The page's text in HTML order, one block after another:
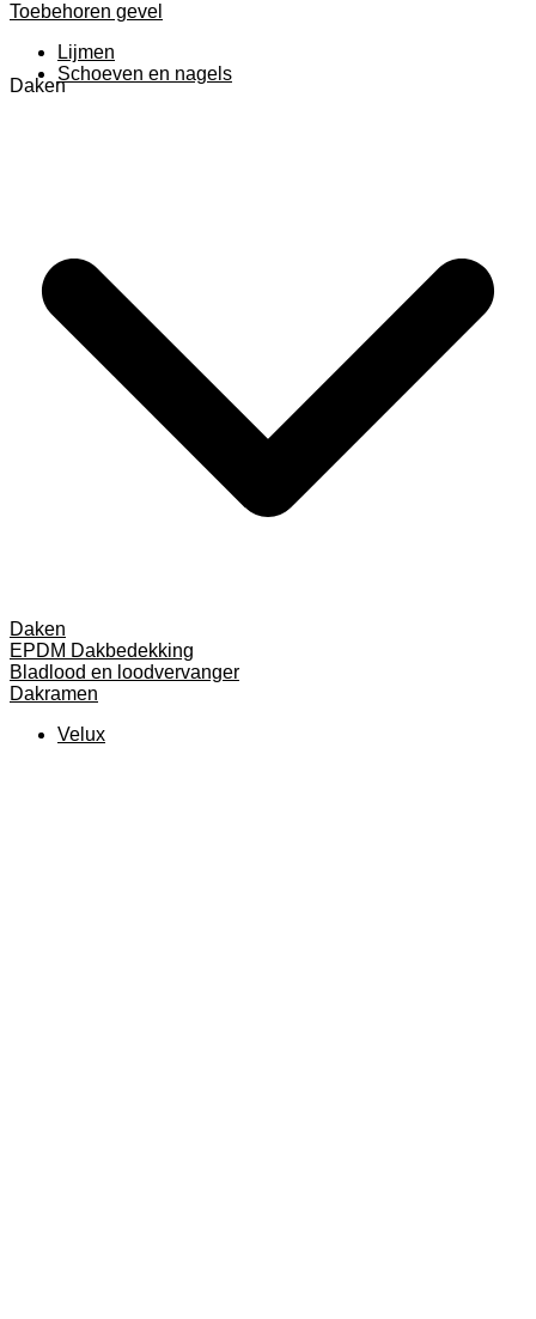
Toebehoren gevel
Lijmen
Schoeven en nagels
Daken
Daken
EPDM Dakbedekking
Bladlood en loodvervanger
Dakramen
Velux